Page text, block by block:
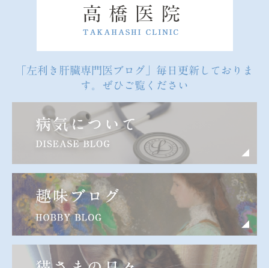
「左利き肝臓専門医ブログ」毎日更新しておりま
す。ぜひご覧ください